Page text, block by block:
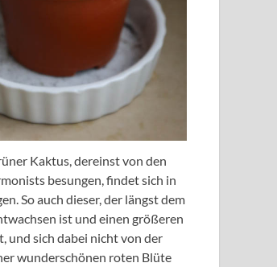
Kaktus, dereinst von den
besungen, findet sich in
So auch dieser, der längst dem
ist und einen größeren
und sich dabei nicht von der
wunderschönen roten Blüte